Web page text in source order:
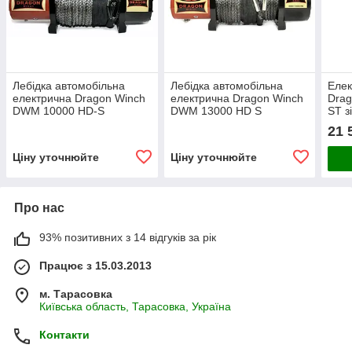
Лебідка автомобільна
електрична Dragon Winch
DWM 10000 HD-S
Ціну уточнюйте
Лебідка автомобільна
електрична Dragon Winch
DWM 13000 HD S
Ціну уточнюйте
ST
21
Про нас
93% позитивних з 14 відгуків за рік
Працює з 15.03.2013
м. Тарасовка
Київська область, Тарасовка, Україна
Контакти